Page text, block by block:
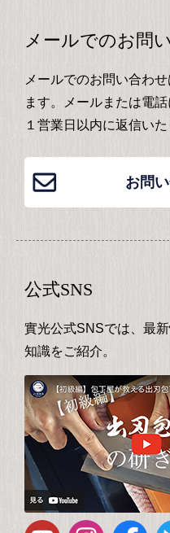
メールでのお問
メールでのお問い合わ
ます。メールまたは電
１営業日以内に返信いた
お問
公式SNS
實光公式SNSでは、最
知識をご紹介。